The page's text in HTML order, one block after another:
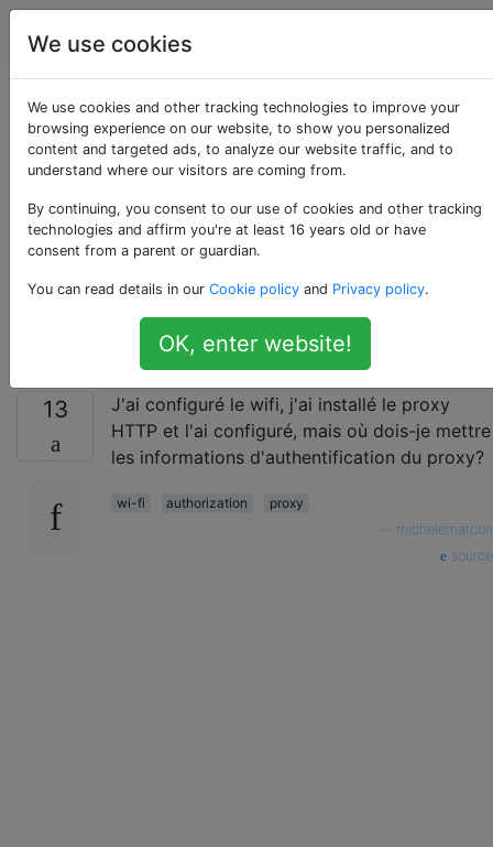
Android
Comment définir le
proxy HTTP et les
informations
d'authentification du
proxy en wifi?
13
J'ai configuré le wifi, j'ai installé le proxy
HTTP et l'ai configuré, mais où dois-je mettre
les informations d'authentification du proxy?
wi-fi authorization
proxy
michelemarcon
source
We use cookies
We use cookies and other tracking technologies to improve your
browsing experience on our website, to show you personalized
content and targeted ads, to analyze our website traffic, and to
understand where our visitors are coming from.
By continuing, you consent to our use of cookies and other tracking
technologies and affirm you're at least 16 years old or have
consent from a parent or guardian.
You can read details in our Cookie policy and Privacy policy.
OK, enter website!